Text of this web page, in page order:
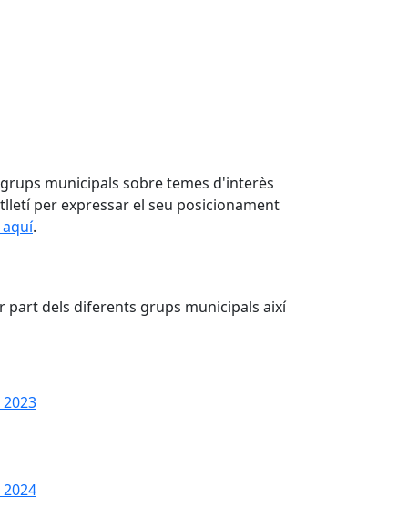
municipals sobre temes d'interès
per expressar el seu posicionament
.
part dels diferents grups municipals així